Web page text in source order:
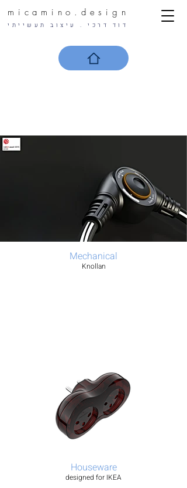
micamino.design
ד וד ד ר כי . עיצוב תעשייתי
Mechanical
Knollan
Houseware
designed for IKEA